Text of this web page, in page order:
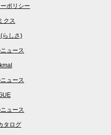
ポリシー
クス
らしさ)
ュース
ュース
ュース
タログ